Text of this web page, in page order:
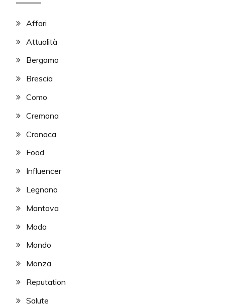
Affari
Attualità
Bergamo
Brescia
Como
Cremona
Cronaca
Food
Influencer
Legnano
Mantova
Moda
Mondo
Monza
Reputation
Salute